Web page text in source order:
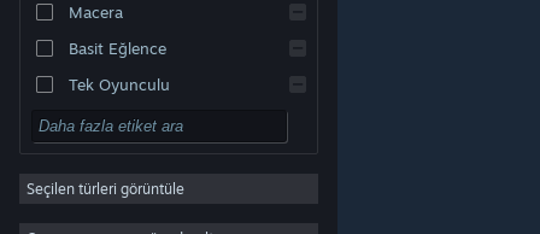
© Valve Corporation. Tüm hakları saklıdır. Tüm ticari
markalar, ABD ve diğer ülkelerde ilgili sahiplerinin
mülkiyetindedir.Gizlilik Politikası|Yasal Bilgi|
Erişilebilirlik|Steam Abonelik Sözleşmesi
Çerezler
Macera
Basit Eğlence
Tek Oyunculu
Simülasyon
RYO
Strateji
2D
Seçilen türleri görüntüle